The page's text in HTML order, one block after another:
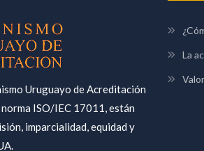
Uruguayo de Acreditación
ISO/IEC 17011, están
imparcialidad, equidad y
La